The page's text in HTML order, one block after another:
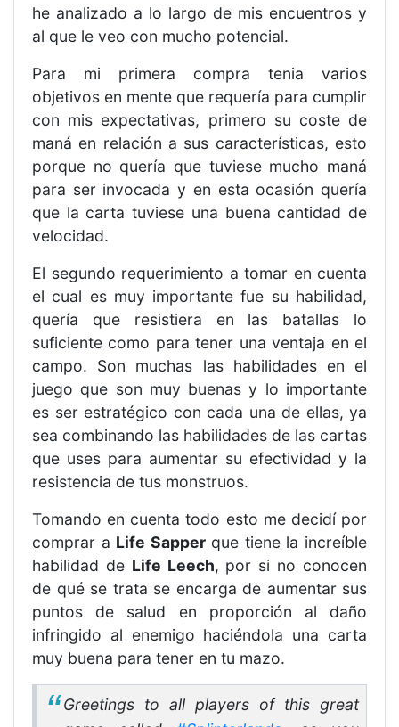
he analizado a lo largo de mis encuentros y
al que le veo con mucho potencial.
Para mi primera compra tenia varios
objetivos en mente que requería para cumplir
con mis expectativas, primero su coste de
maná en relación a sus características, esto
porque no quería que tuviese mucho maná
para ser invocada y en esta ocasión quería
que la carta tuviese una buena cantidad de
velocidad.
El segundo requerimiento a tomar en cuenta
el cual es muy importante fue su habilidad,
quería que resistiera en las batallas lo
suficiente como para tener una ventaja en el
campo. Son muchas las habilidades en el
juego que son muy buenas y lo importante
es ser estratégico con cada una de ellas, ya
sea combinando las habilidades de las cartas
que uses para aumentar su efectividad y la
resistencia de tus monstruos.
Tomando en cuenta todo esto me decidí por
comprar a Life Sapperque tiene la increíble
habilidad de Life Leech, por si no conocen
de qué se trata se encarga de aumentar sus
puntos de salud en proporción al daño
infringido al enemigo haciéndola una carta
muy buena para tener en tu mazo.
Greetings to all players of this great